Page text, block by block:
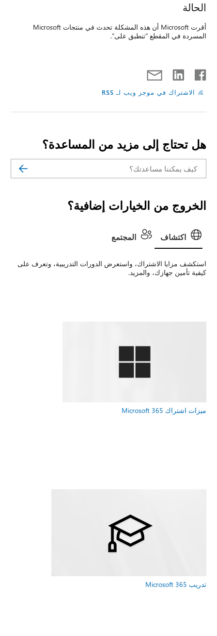
الحالة
أقرت Microsoft أن هذه المشكلة تحدث في منتجات Microsoft
المسردة في المقطع "تنطبق على".
الاشتراك في موجز ويب لـ RSS
هل تحتاج إلى مزيد من المساعدة؟
الخروج من الخيارات إضافية؟
اكتشاف المجتمع
استكشف مزايا الاشتراك، واستعرض الدورات التدريبية، وتعرف على
كيفية تأمين جهازك، والمزيد.
ميزات اشتراك Microsoft 365
تدريب Microsoft 365